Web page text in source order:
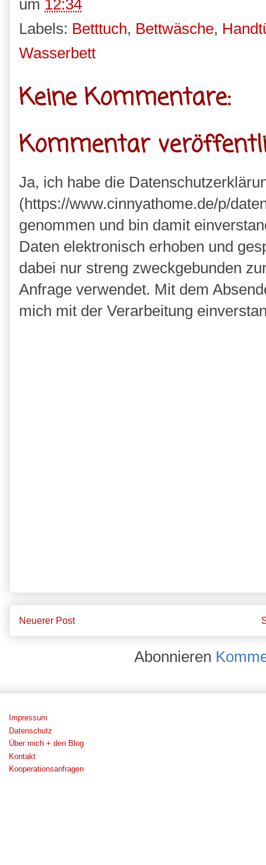
um 12:34
Labels: Betttuch, Bettwäsche,
Wasserbett
Keine Kommentare:
Kommentar
Ja, ich habe die
(https://www.cinnyathome.de/p/
genommen und bin damit
Daten elektronisch erhoben und
dabei nur streng zweckgebunden
Anfrage verwendet. Mit dem
mich mit der Verarbeitung
Neuerer Post
Abonnieren
Impressum
Datenschutz
Über mich + den Blog
Kontakt
Kooperationsanfragen